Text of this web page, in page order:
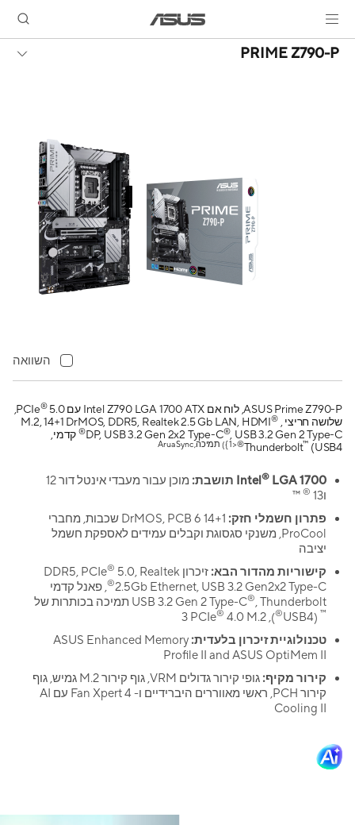
PRIME Z790-P
ASUS Prime Z790-P, לוח אם Intel Z790 LGA 1700 ATX עם PCIe ®
5.0,
שלושה חריצי M.2, 14+1 DrMOS, DDR5, Realtek 2.5 Gb LAN, HDMI ®,
DP, USB 3.2 Gen 2x2 Type-C®, USB 3.2 Gen 2 Type-C
® קדמי,
Thunderbolt™ (USB4 ®<1 }) תמיכה, Arua Sync
Intel® LGA 1700 תושבת:
מוכן עבור מעבדי אינטל דור 12
ו13
®
™
פתרון חשמלי חזק:
14+1 DrMOS, PCB 6 שכבות, מחברי
ProCool, משנקי סגסוגת וקבלים עמידים לאספקת חשמל
יציבה
קישוריות מהדור הבא: זיכרון DDR5, PCIe ® 5.0, Realtek
2.5Gb Ethernet, USB 3.2 Gen2x2 Type-C
®, פאנל קדמי
USB 3.2 Gen 2 Type-C®, Thunderbolt תמיכה בכותרות של
™
(USB4
®
), 3 PCIe
® 4.0 M.2
טכנולוגיית זיכרון בלעדית: ASUS Enhanced Memory
Profile II and ASUS OptiMem II
קירור מקיף:
גופי קירור גדולים VRM, גוף קירור M.2 גמיש, גוף
קירור PCH, ראשי מאווררים היברידיים ו- Fan Xpert 4 עם AI
Cooling II
השוואה